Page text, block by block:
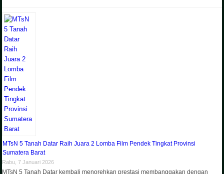
MTsN 5 Tanah Datar Raih Juara 2 Lomba Film Pendek Tingkat Provinsi
Sumatera Barat
Rabu, 7 Januari 2026
MTsN 5 Tanah Datar kembali menorehkan prestasi membanggakan dengan